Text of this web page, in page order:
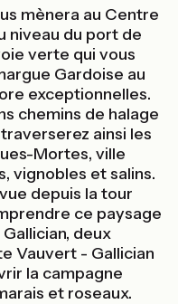
mènera au Centre
niveau du port de
verte qui vous
Gardoise au
exceptionnelles.
chemins de halage
traverserez ainsi les
Mortes, ville
vignobles et salins.
depuis la tour
ce paysage
deux
Vauvert - Gallician
la campagne
et roseaux.